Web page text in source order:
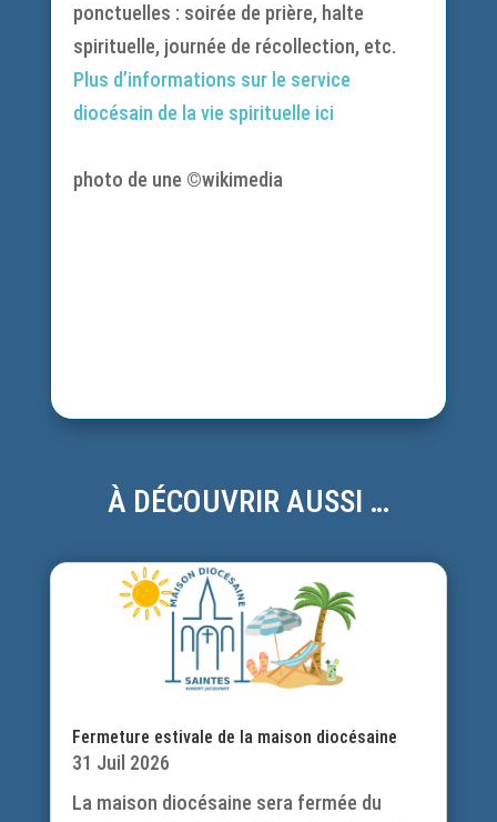
ponctuelles : soirée de prière, halte
spirituelle, journée de récollection, etc.
Plus d’informations sur le service
diocésain de la vie spirituelle ici
photo de une ©wikimedia
À DÉCOUVRIR AUSSI …
Fermeture estivale de la maison diocésaine
31 Juil 2026
La maison diocésaine sera fermée du